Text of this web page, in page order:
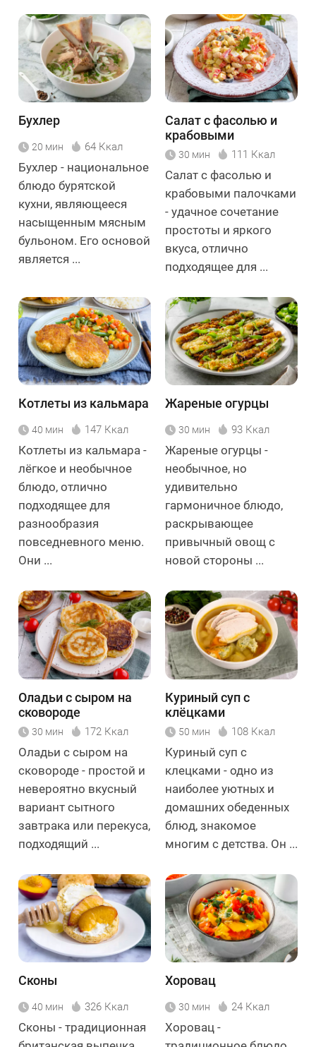
Бухлер
20 мин 64 Ккал
Бухлер - национальное
блюдо бурятской
кухни, являющееся
насыщенным мясным
бульоном. Его основой
является ...
Салат с фасолью и
крабовыми
палочками
30 мин 111 Ккал
Салат с фасолью и
крабовыми палочками
- удачное сочетание
простоты и яркого
вкуса, отлично
подходящее для ...
Котлеты из кальмара
40 мин 147 Ккал
Котлеты из кальмара -
лёгкое и необычное
блюдо, отлично
подходящее для
разнообразия
повседневного меню.
Они ...
Жареные огурцы
30 мин 93 Ккал
Жареные огурцы -
необычное, но
удивительно
гармоничное блюдо,
раскрывающее
привычный овощ с
новой стороны ...
Оладьи с сыром на
сковороде
30 мин 172 Ккал
Оладьи с сыром на
сковороде - простой и
невероятно вкусный
вариант сытного
завтрака или перекуса,
подходящий ...
Куриный суп с
клёцками
50 мин 108 Ккал
Куриный суп с
клецками - одно из
наиболее уютных и
домашних обеденных
блюд, знакомое
многим с детства. Он ...
Сконы
40 мин 326 Ккал
Сконы - традиционная
Хоровац
30 мин 24 Ккал
Хоровац -